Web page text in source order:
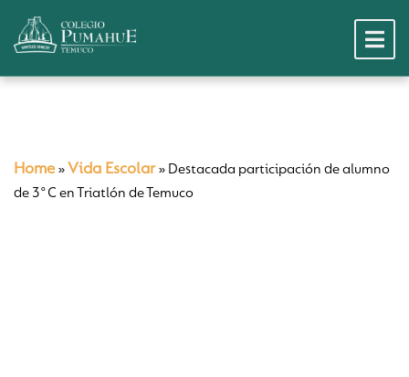
Home » Vida Escolar» Destacada participación de alumno
de 3°C en Triatlón de Temuco